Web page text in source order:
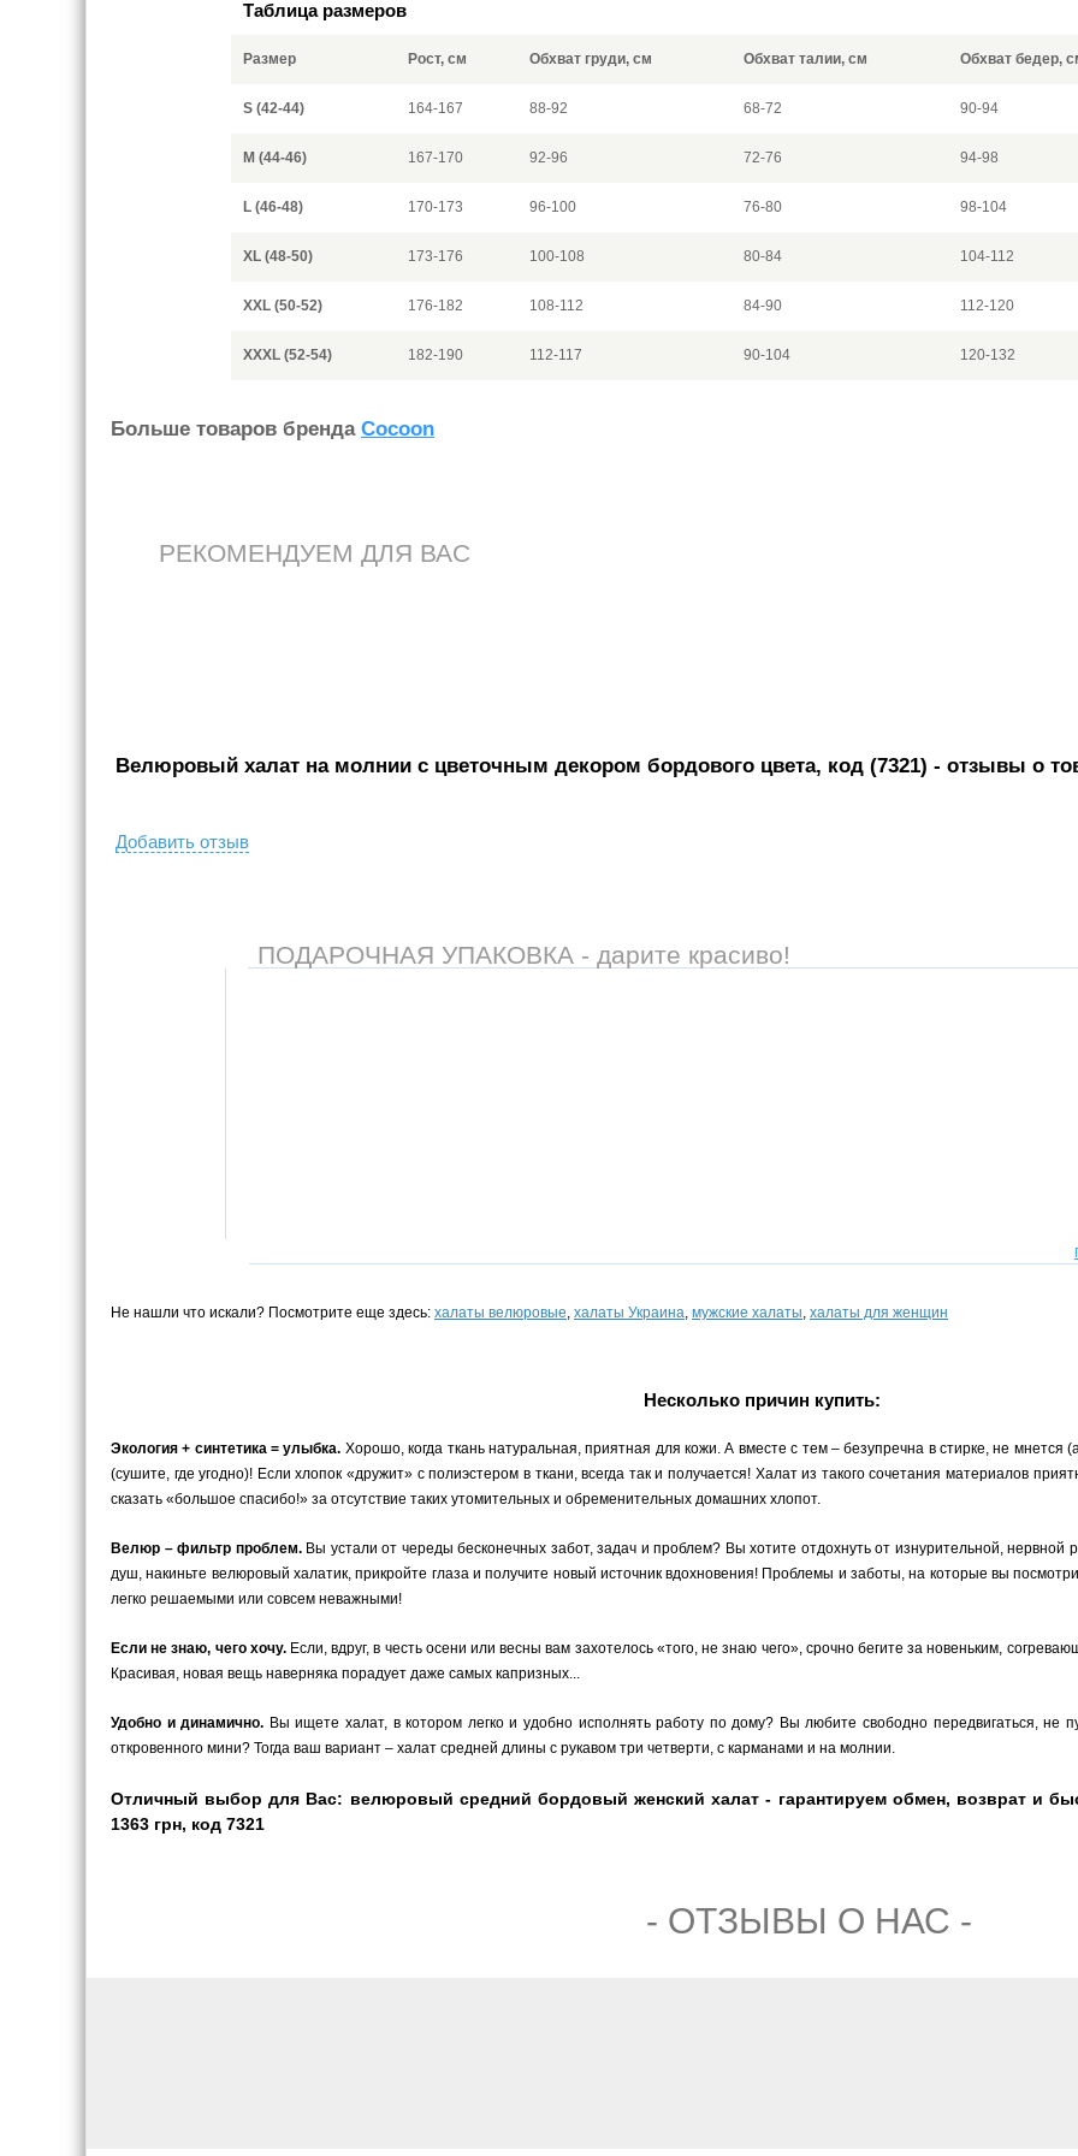
Таблица размеров
Размер Рост, см Обхват груди, см Обхват талии, см Обхват бедер,
S (42-44) 164-167 88-92 68-72 90-94
M (44-46) 167-170 92-96 72-76 94-98
L (46-48) 170-173 96-100 76-80 98-104
XL (48-50) 173-176 100-108 80-84 104-112
XXL (50-52) 176-182 108-112 84-90 112-120
XXXL (52-54) 182-190 112-117 90-104 120-132
Больше товаров бренда Cocoon
РЕКОМЕНДУЕМ ДЛЯ ВАС
Велюровый халат на молнии с цветочным декором бордового цвета, код (7321) - отзывы о
Добавить отзыв
ПОДАРОЧНАЯ УПАКОВКА - дарите красиво!
Не нашли что искали? Посмотрите еще здесь: халаты велюровые, халаты Украина, мужские халаты, халаты для женщин
Несколько причин купить:
Экология + синтетика = улыбка. Хорошо, когда ткань натуральная, приятная для кожи. А вместе с тем – безупречна в стирке, не мнется
(сушите, где угодно)! Если хлопок «дружит» с полиэстером в ткани, всегда так и получается! Халат из такого сочетания материалов
сказать «большое спасибо!» за отсутствие таких утомительных и обременительных домашних хлопот.
Велюр – фильтр проблем.Вы устали от череды бесконечных забот, задач и проблем? Вы хотите отдохнуть от изнурительной,
душ, накиньте велюровый халатик, прикройте глаза и получите новый источник вдохновения! Проблемы и заботы, на которые вы
легко решаемыми или совсем неважными!
Если не знаю, чего хочу.Если, вдруг, в честь осени или весны вам захотелось «того, не знаю чего», срочно бегите за новеньким,
Красивая, новая вещь наверняка порадует даже самых капризных...
Удобно и динамично. Вы ищете халат, в котором легко и удобно исполнять работу по дому? Вы любите свободно передвигаться, не
откровенного мини? Тогда ваш вариант – халат средней длины с рукавом три четверти, с карманами и на молнии.
Отличный выбор для Вас: велюровый средний бордовый женский халат - гарантируем обмен, возврат и
1363 грн, код 7321
- ОТЗЫВЫ О НАС -